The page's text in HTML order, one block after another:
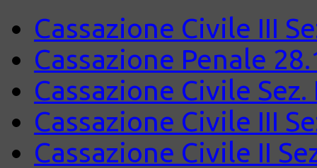
Cassazione Civile III
Cassazione Penale
Cassazione Civile
Cassazione Civile III
Cassazione Civile II